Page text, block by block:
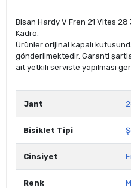
Bisan Hardy V Fren 21 Vites
Kadro.
Ürünler orijinal kapalı
gönderilmektedir. Garanti
ait yetkili serviste yapılması
Jant
Bisiklet Tipi
Cinsiyet
Renk